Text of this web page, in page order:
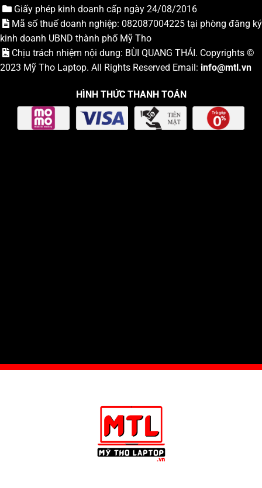
Giấy phép kinh doanh cấp ngày 24/08/2016
Mã số thuế doanh nghiệp: 082087004225 tại phòng đăng ký
kinh doanh UBND thành phố Mỹ Tho
Chịu trách nhiệm nội dung: BÙI QUANG THÁI. Copyrights ©
2023 Mỹ Tho Laptop. All Rights Reserved Email: info@mtl.vn
HÌNH THỨC THANH TOÁN